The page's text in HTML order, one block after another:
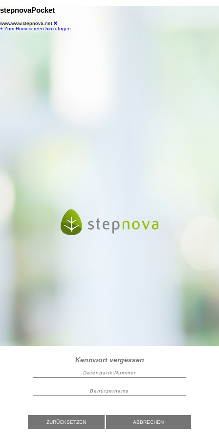
Kennwort vergessen
ZURÜCKSETZEN ABBRECHEN
stepnovaPocket
www.www.stepnova.net
+ Zum Homescreen hinzufügen